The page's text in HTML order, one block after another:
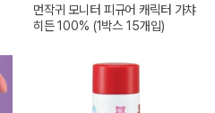
먼작귀 모니터 피규어 캐릭터 가챠
히든 100% (1박스 15개입)